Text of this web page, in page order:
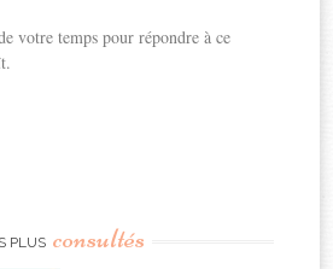
votre temps pour répondre à ce
PLUS consultés